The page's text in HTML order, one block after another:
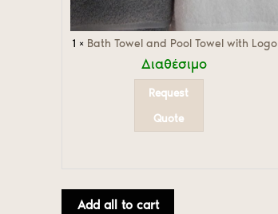
1 × Bath Towel and Pool Towel with Logo
Διαθέσιμο
Request
Quote
Add all to cart